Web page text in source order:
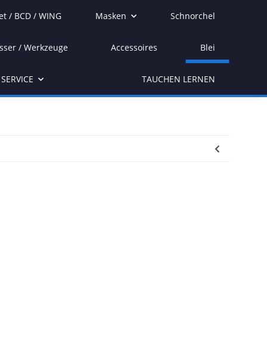
/ BCD / WING Masken Schnorchel
/ Werkzeuge Accessoires Blei
SERVICE TAUCHEN LERNEN